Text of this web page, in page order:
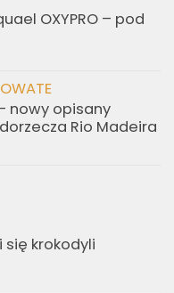
OXYPRO – pod
nowy opisany
Rio Madeira
się krokodyli